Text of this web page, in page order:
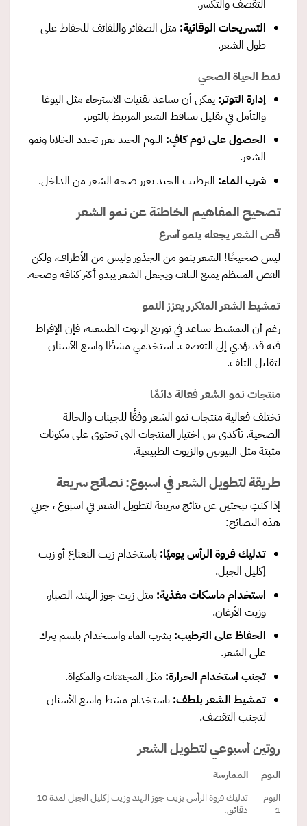
التقصف والتكسر.
التسريحات الوقائية: مثل الضفائر واللفائف للحفاظ على
طول الشعر.
نمط الحياة الصحي
إدارة التوتر: يمكن أن تساعد تقنيات الاسترخاء مثل اليوغا
والتأمل في تقليل تساقط الشعر المرتبط بالتوتر.
الحصول على نوم كافٍ: النوم الجيد يعزز تجدد الخلايا ونمو
الشعر.
شرب الماء: الترطيب الجيد يعزز صحة الشعر من الداخل.
تصحيح المفاهيم الخاطئة عن نمو الشعر
قص الشعر يجعله ينمو أسرع
ليس صحيحًا! الشعر ينمو من الجذور وليس من الأطراف، ولكن
القص المنتظم يمنع التلف ويجعل الشعر يبدو أكثر كثافة وصحة.
تمشيط الشعر المتكرر يعزز النمو
رغم أن التمشيط يساعد في توزيع الزيوت الطبيعية، فإن الإفراط
فيه قد يؤدي إلى التقصف. استخدمي مشطًا واسع الأسنان
لتقليل التلف.
منتجات نمو الشعر فعالة دائمًا
تختلف فعالية منتجات نمو الشعر وفقًا للجينات والحالة
الصحية. تأكدي من اختيار المنتجات التي تحتوي على مكونات
مثبتة مثل البيوتين والزيوت الطبيعية.
طريقة لتطويل الشعر في اسبوع: نصائح سريعة
إذا كنتِ تبحثين عن نتائج سريعة لتطويل الشعر في اسبوع ، جربي
هذه النصائح:
تدليك فروة الرأس يوميًا: باستخدام زيت النعناع أو زيت
إكليل الجبل.
استخدام ماسكات مغذية: مثل زيت جوز الهند، الصبار،
وزيت الأرغان.
الحفاظ على الترطيب: بشرب الماء واستخدام بلسم يترك
على الشعر.
تجنب استخدام الحرارة: مثل المجففات والمكواة.
تمشيط الشعر بلطف: باستخدام مشط واسع الأسنان
لتجنب التقصف.
روتين أسبوعي لتطويل الشعر
اليوم
الممارسة
اليوم
1
تدليك فروة الرأس بزيت جوز الهند وزيت إكليل الجبل لمدة 10
دقائق.